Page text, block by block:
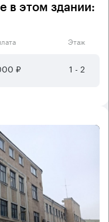
в этом здании:
Этаж
₽ 1 - 2